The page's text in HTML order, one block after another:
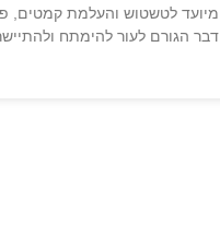
מיועד לטשטוש והעלמת קמטים,
דבר הגורם לעור להימתח